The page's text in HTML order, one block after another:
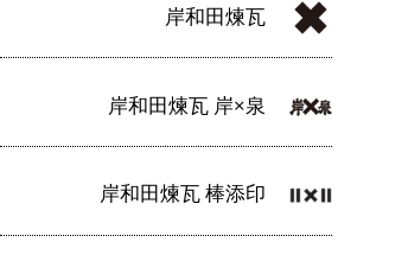
岸和田煉瓦
岸和田煉瓦 岸×泉
岸和田煉瓦 棒添印